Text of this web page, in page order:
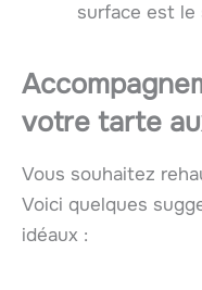
surface est le
votre tarte
Vous souhaitez
Voici quelques
idéaux :